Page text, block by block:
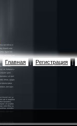
Главная | Регистрация |